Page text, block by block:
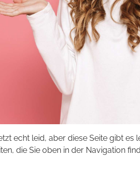
echt leid, aber diese Seite gibt es
die Sie oben in der Navigation